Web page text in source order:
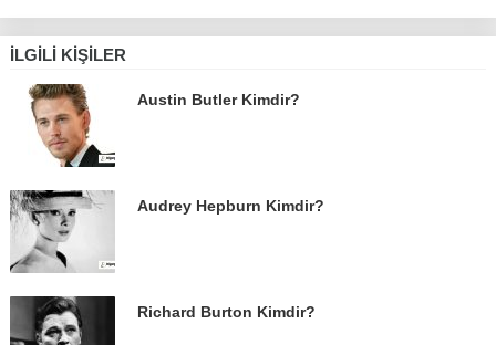
İLGILI KIŞILER
Austin Butler Kimdir?
Audrey Hepburn Kimdir?
Richard Burton Kimdir?